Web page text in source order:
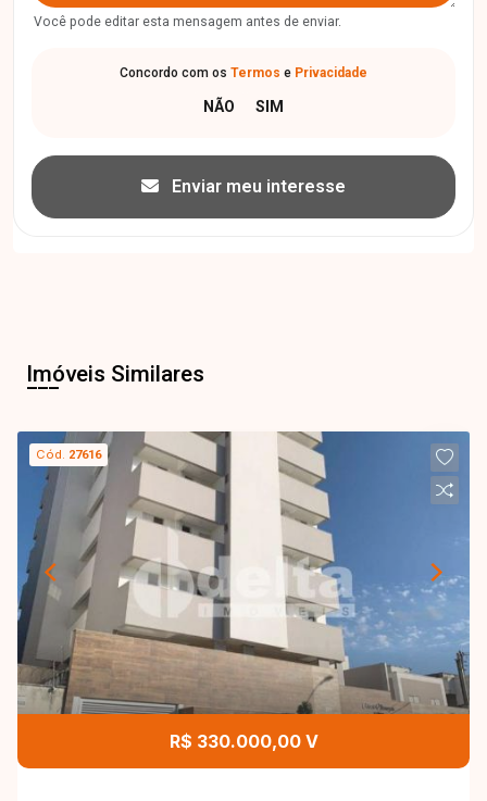
Você pode editar esta mensagem antes de enviar.
Concordo com os Termos e Privacidade
Enviar meu interesse
Imóveis Similares
Cód. 27616
R$ 330.000,00 V